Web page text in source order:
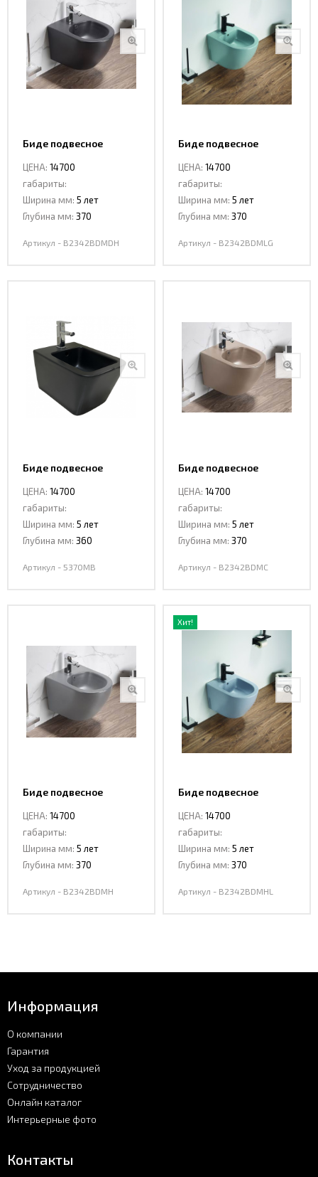
Биде подвесное
B2342BDMDH
ЦЕНА: 14700
габариты:
Ширина мм: 5 лет
Глубина мм: 370
Артикул - B2342BDMDH
Биде подвесное
B2342BDMLG
ЦЕНА: 14700
габариты:
Ширина мм: 5 лет
Глубина мм: 370
Артикул - B2342BDMLG
Биде подвесное
ЦЕНА: 14700
габариты:
Ширина мм: 5 лет
Глубина мм: 360
Артикул - 5370MB
Биде подвесное
ЦЕНА: 14700
габариты:
Ширина мм: 5 лет
Глубина мм: 370
Артикул - В2342BDMC
Биде подвесное
ЦЕНА: 14700
габариты:
Ширина мм: 5 лет
Глубина мм: 370
Артикул - В2342BDMH
Хит!
Биде подвесное
В2342BDMHL
ЦЕНА: 14700
габариты:
Ширина мм: 5 лет
Глубина мм: 370
Артикул - В2342BDMHL
Информация
О компании
Гарантия
Уход за продукцией
Сотрудничество
Онлайн каталог
Интерьерные фото
Контакты